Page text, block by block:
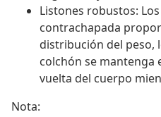
Listones robustos:
contrachapada
distribución del peso,
colchón se mantenga
vuelta del cuerpo
Nota: